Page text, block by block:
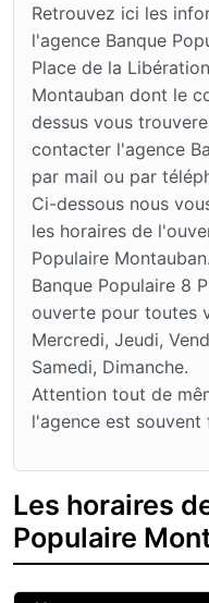
Retrouvez ici les
l'agence Banque
Place de la
Montauban dont le
dessus vous
contacter l'agence
par mail ou par
Ci-dessous nous
les horaires de
Populaire
Banque Populaire 8
ouverte pour toutes
Mercredi, Jeudi,
Samedi, Dimanche.
Attention tout de
l'agence est souvent
Les horaires
Populaire